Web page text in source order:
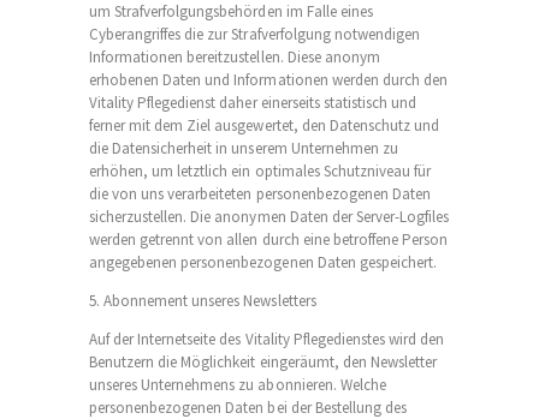
um Strafverfolgungsbehörden im Falle eines
Cyberangriffes die zur Strafverfolgung notwendigen
Informationen bereitzustellen. Diese anonym
erhobenen Daten und Informationen werden durch den
Vitality Pflegedienst daher einerseits statistisch und
ferner mit dem Ziel ausgewertet, den Datenschutz und
die Datensicherheit in unserem Unternehmen zu
erhöhen, um letztlich ein optimales Schutzniveau für
die von uns verarbeiteten personenbezogenen Daten
sicherzustellen. Die anonymen Daten der Server-Logfiles
werden getrennt von allen durch eine betroffene Person
angegebenen personenbezogenen Daten gespeichert.
5. Abonnement unseres Newsletters
Auf der Internetseite des Vitality Pflegedienstes wird den
Benutzern die Möglichkeit eingeräumt, den Newsletter
unseres Unternehmens zu abonnieren. Welche
personenbezogenen Daten bei der Bestellung des